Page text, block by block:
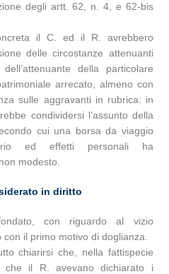
degli artt. 62, n. 4, e 62-bis
il C. ed il R. avrebbero
delle circostanze attenuanti
della particolare
arrecato, almeno con
sulle aggravanti in rubrica: in
condividersi l’assunto della
cui una borsa da viaggio
ed effetti personali ha
modesto.
in diritto
con riguardo al vizio
il primo motivo di doglianza.
chiarirsi che, nella fattispecie
il R. avevano dichiarato i